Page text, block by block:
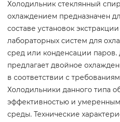
Холодильник стеклянный
охлаждением предназначен
составе установок
лабораторных систем для
сред или конденсации паров.
предлагает двойное
в соответствии с
Холодильники данного типа
эффективностью и
среды. Технические